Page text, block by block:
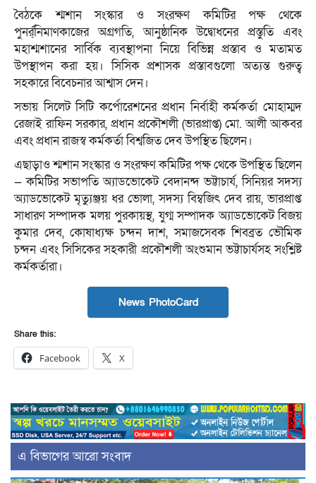
বৈঠকে শ্মশান সংস্কার ও সংরক্ষণ কমিটির পক্ষ থেকে
পুনর্র্নিমাণকাজের অগ্রগতি, আনুষ্ঠানিক উদ্বোধনের প্রস্তুতি এবং
মহাশ্মশানের সার্বিক ব্যবস্থাপনা নিয়ে বিভিন্ন প্রস্তাব ও মতামত
উপস্থাপন করা হয়। সিসিক প্রশাসক প্রস্তাবগুলো অত্যন্ত গুরুত্ব
সহকারে বিবেচনার আশ্বাস দেন।
সভায় সিলেট সিটি কর্পোরেশনের প্রধান নির্বাহী কর্মকর্তা মোহাম্মদ
রেজাই রাফিন সরকার, প্রধান প্রকৌশলী (ভারপ্রাপ্ত) মো. আলী আকবর
এবং প্রধান রাজস্ব কর্মকর্তা বিশ্বজিত দেব উপস্থিত ছিলেন।
এছাড়াও শ্মশান সংস্কার ও সংরক্ষণ কমিটির পক্ষ থেকে উপস্থিত ছিলেন
— কমিটির সভাপতি অ্যাডভোকেট বেদানন্দ ভট্টাচার্য, সিনিয়র সদস্য
অ্যাডভোকেট মৃত্যুঞ্জয় ধর ভোলা, সদস্য বিম্বজিৎ দেব রায়, ভারপ্রাপ্ত
সাধারণ সম্পাদক মলয় পুরকায়স্থ, যুগ্ম সম্পাদক অ্যাডভোকেট বিজয়
কুমার দেব, কোষাধ্যক্ষ চন্দন দাশ, সমাজসেবক শিবব্রত ভৌমিক
চন্দন এবং সিসিকের সহকারী প্রকৌশলী অংশুমান ভট্টাচার্যসহ সংশ্লিষ্ট
কর্মকর্তারা।
News PhotoCard
Share this:
Facebook X
এ বিভাগের আরো সংবাদ